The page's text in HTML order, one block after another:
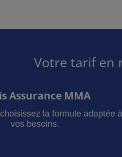
Votre tarif en
Assurance MMA
la formule adaptée à
vos besoins.